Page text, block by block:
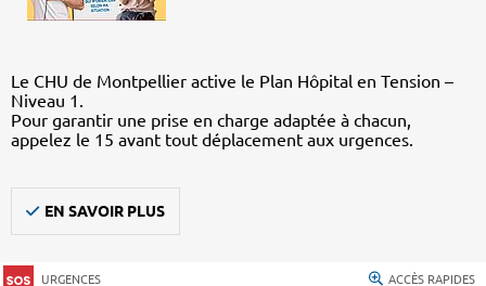
Le CHU de Montpellier active le Plan Hôpital en Tension –
Niveau 1.
Pour garantir une prise en charge adaptée à chacun,
appelez le 15 avant tout déplacement aux urgences.
EN SAVOIR PLUS
URGENCES ACCÈS RAPIDES